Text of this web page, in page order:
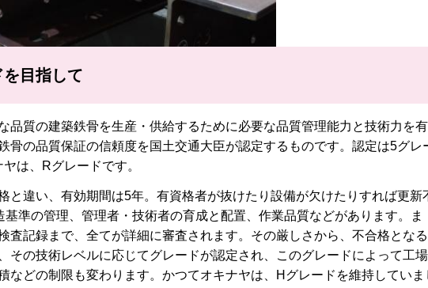
目指して
品質の建築鉄骨を生産・供給するために必要な品質管理能力と技術力を
骨の品質保証の信頼度を国土交通大臣が認定するものです。認定は5グレ
は、Rグレードです。
と違い、有効期間は5年。有資格者が抜けたり設備が欠けたりすれば更新
準の管理、管理者・技術者の育成と配置、作業品質などがあります。ま
査記録まで、全てが詳細に審査されます。その厳しさから、不合格とな
その技術レベルに応じてグレードが認定され、このグレードによって工
などの制限も変わります。かつてオキナヤは、Hグレードを維持していま